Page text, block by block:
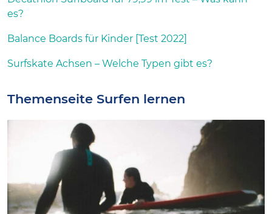
es?
Balance Boards für Kinder [Test 2022]
Surfskate Achsen – Welche Typen gibt es?
Themenseite Surfen lernen